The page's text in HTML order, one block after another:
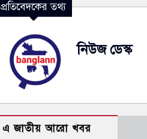
প্রতিবেদকের তথ্য
নিউজ ডেস্ক
এ জাতীয় আরো খবর